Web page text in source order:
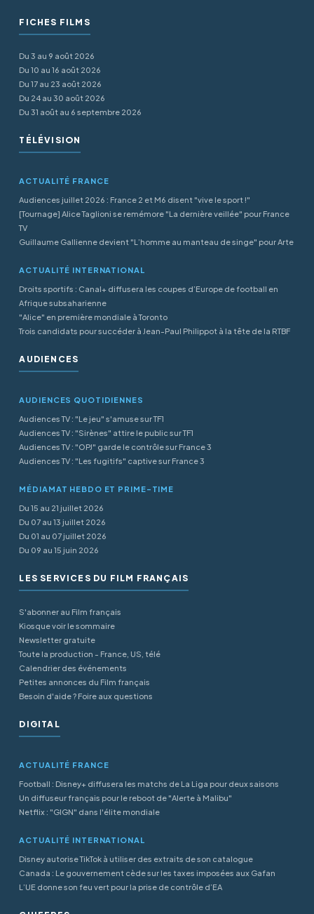
FICHES FILMS
Du 3 au 9 août 2026
Du 10 au 16 août 2026
Du 17 au 23 août 2026
Du 24 au 30 août 2026
Du 31 août au 6 septembre 2026
TÉLÉVISION
ACTUALITÉ FRANCE
Audiences juillet 2026 : France 2 et M6 disent "vive le sport !"
[Tournage] Alice Taglioni se remémore "La dernière veillée" pour France
TV
Guillaume Gallienne devient "L’homme au manteau de singe" pour Arte
ACTUALITÉ INTERNATIONAL
Droits sportifs : Canal+ diffusera les coupes d’Europe de football en
Afrique subsaharienne
"Alice" en première mondiale à Toronto
Trois candidats pour succéder à Jean-Paul Philippot à la tête de la RTBF
AUDIENCES
AUDIENCES QUOTIDIENNES
Audiences TV : "Le jeu" s'amuse sur TF1
Audiences TV : "Sirènes" attire le public sur TF1
Audiences TV : "OPJ" garde le contrôle sur France 3
Audiences TV : "Les fugitifs" captive sur France 3
MÉDIAMAT HEBDO ET PRIME-TIME
Du 15 au 21 juillet 2026
Du 07 au 13 juillet 2026
Du 01 au 07 juillet 2026
Du 09 au 15 juin 2026
LES SERVICES DU FILM FRANÇAIS
S'abonner au Film français
Kiosque voir le sommaire
Newsletter gratuite
Toute la production - France, US, télé
Calendrier des événements
Petites annonces du Film français
Besoin d'aide ? Foire aux questions
DIGITAL
ACTUALITÉ FRANCE
Football : Disney+ diffusera les matchs de La Liga pour deux saisons
Un diffuseur français pour le reboot de "Alerte à Malibu"
Netflix : "GIGN" dans l'élite mondiale
ACTUALITÉ INTERNATIONAL
Disney autorise TikTok à utiliser des extraits de son catalogue
Canada : Le gouvernement cède sur les taxes imposées aux Gafan
L’UE donne son feu vert pour la prise de contrôle d’EA